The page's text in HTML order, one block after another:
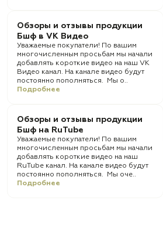
Обзоры и отзывы продукции
Бшф в VK Видео
Уважаемые покупатели! По вашим
многочисленным просьбам мы начали
добавлять короткие видео на наш VK
Видео канал. На канале видео будут
постоянно пополняться. Мы о..
Подробнее
Обзоры и отзывы продукции
Бшф на RuTube
Уважаемые покупатели! По вашим
многочисленным просьбам мы начали
добавлять короткие видео на наш
RuTube канал. На канале видео будут
постоянно пополняться. Мы оче..
Подробнее